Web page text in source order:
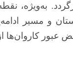
به‌ویژه،
و مسیر
کاروان‌ها